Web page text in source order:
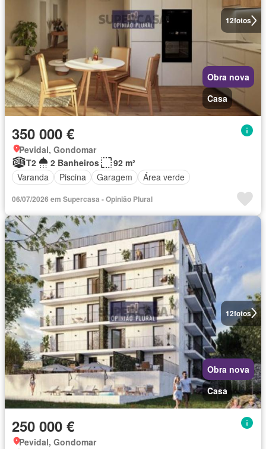
12fotos
Obra nova
Casa
350 000 €
Pevidal, Gondomar
T2
2 Banheiros
92 m²
Varanda
Piscina Garagem Área verde
06/07/2026 em Supercasa - Opinião Plural
12fotos
Obra nova
Casa
250 000 €
Pevidal, Gondomar